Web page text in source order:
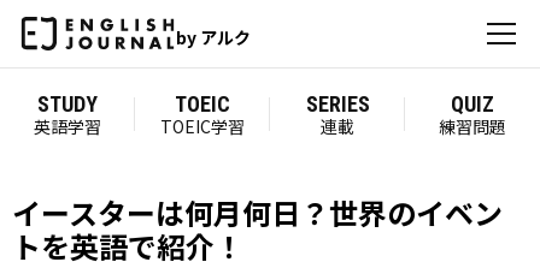
by アルク
STUDY
英語学習
TOEIC
TOEIC学習
SERIES
連載
QUIZ
練習問題
イースターは何月何日？世界のイベン
トを英語で紹介！